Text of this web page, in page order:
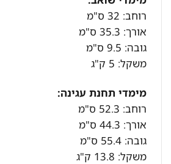
רוחב: 32 ס"מ
אורך: 35.3 ס"מ
גובה: 9.5 ס"מ
משקל: 5 ק"ג
מימדי תחנת עגינה:
רוחב: 52.3 ס"מ
אורך: 44.3 ס"מ
גובה: 55.4 ס"מ
משקל: 13.8 ק"ג